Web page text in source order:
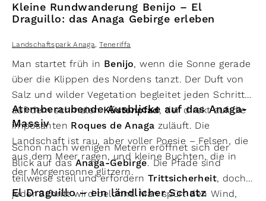
Kleine Rundwanderung Benijo – El
Draguillo: das Anaga Gebirge erleben
Landschaftspark Anaga, Teneriffa
Man startet früh in Benijo, wenn die Sonne gerade
über die Klippen des Nordens tanzt. Der Duft von
Salz und wilder Vegetation begleitet jeden Schritt
auf dem schmalenKüstenpfad, der direkt auf die
imposanten Roques de Anaga zuläuft. Die
Landschaft ist rau, aber voller Poesie – Felsen, die
aus dem Meer ragen, und kleine Buchten, die in
der Morgensonne glitzern.
Atemberaubende Ausblicke auf das Anaga-
Massiv
Schon nach wenigen Metern eröffnet sich der
Blick auf dasAnaga-Gebirge. Die Pfade sind
teilweise steil und erfordern Trittsicherheit, doch
jeder Schritt wird belohnt. Man spürt den Wind,
El Draguillo – ein ländlicher Schatz